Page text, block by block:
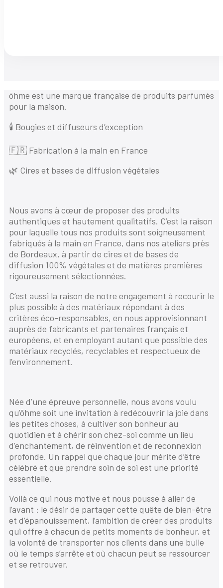
ōhme est une marque française de produits parfumés
pour la maison.
🕯️ Bougies et diffuseurs d’exception
🇫🇷 Fabrication à la main en France
🌿 Cires et bases de diffusion végétales
Nous avons à cœur de proposer des produits
authentiques et hautement qualitatifs. C’est la raison
pour laquelle tous nos produits sont soigneusement
fabriqués à la main en France, dans nos ateliers près
de Bordeaux, à partir de cires et de bases de
diffusion 100% végétales et de matières premières
rigoureusement sélectionnées.
C’est aussi la raison de notre engagement à recourir le
plus possible à des matériaux répondant à des
critères éco-responsables, en nous approvisionnant
auprès de fabricants et partenaires français et
européens, et en employant autant que possible des
matériaux recyclés, recyclables et respectueux de
l’environnement.
Née d’une épreuve personnelle, nous avons voulu
qu’ōhme soit une invitation à redécouvrir la joie dans
les petites choses, à cultiver son bonheur au
quotidien et à chérir son chez-soi comme un lieu
d’enchantement, de réinvention et de reconnexion
profonde. Un rappel que chaque jour mérite d’être
célébré et que prendre soin de soi est une priorité
essentielle.
Voilà ce qui nous motive et nous pousse à aller de
l’avant : le désir de partager cette quête de bien-être
et d’épanouissement, l’ambition de créer des produits
qui offre à chacun de petits moments de bonheur, et
la volonté de transporter nos clients dans une bulle
où le temps s’arrête et où chacun peut se ressourcer
et se retrouver.